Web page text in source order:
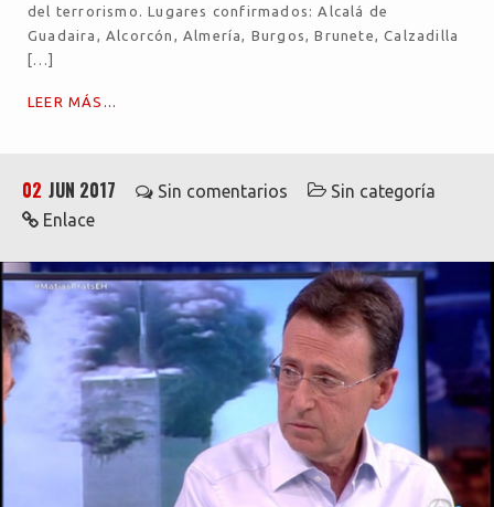
del terrorismo. Lugares confirmados: Alcalá de
Guadaira, Alcorcón, Almería, Burgos, Brunete, Calzadilla
[…]
LEER MÁS...
02 JUN 2017 Sin comentarios
Sin categoría
Enlace